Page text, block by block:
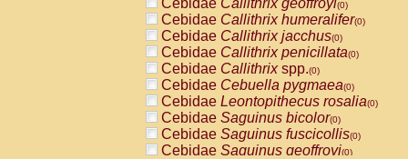
Cebidae Callithrix geoffroyi(0)
Cebidae Callithrix humeralifer(0)
Cebidae Callithrix jacchus(0)
Cebidae Callithrix penicillata(0)
Cebidae Callithrixspp.(0)
Cebidae Cebuella pygmaea(0)
Cebidae Leontopithecus rosalia(0)
Cebidae Saguinus bicolor(0)
Cebidae Saguinus fuscicollis(0)
Cebidae Saguinus geoffroyi(0)